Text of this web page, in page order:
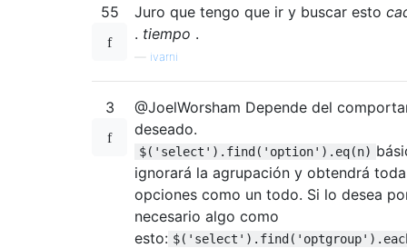
55 Juro que tengo que ir y buscar esto
. tiempo .
ivarni
3
@JoelWorsham Depende del
deseado.
$('select').find('option').eq(n)
ignorará la agrupación y obtendrá
opciones como un todo. Si lo desea
necesario algo como
esto: